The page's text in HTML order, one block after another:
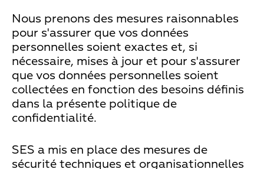
Nous prenons des mesures raisonnables
pour s'assurer que vos données
personnelles soient exactes et, si
nécessaire, mises à jour et pour s'assurer
que vos données personnelles soient
collectées en fonction des besoins définis
dans la présente politique de
confidentialité.
SES a mis en place des mesures de
sécurité techniques et organisationnelles